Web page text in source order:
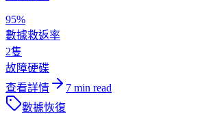
95%
數據救返率
2隻
故障硬碟
查看詳情
7 min read
數據恢復